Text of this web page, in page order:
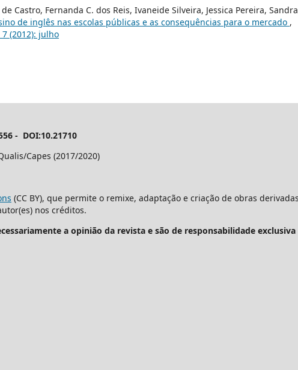
Castro, Fernanda C. dos Reis, Ivaneide Silveira, Jessica Pereira,
de inglês nas escolas públicas e as consequências para o mercado ,
(2012): julho
- DOI:10.21710
Capes (2017/2020)
(CC BY), que permite o remixe, adaptação e criação de obras
nos créditos.
a opinião da revista e são de responsabilidade